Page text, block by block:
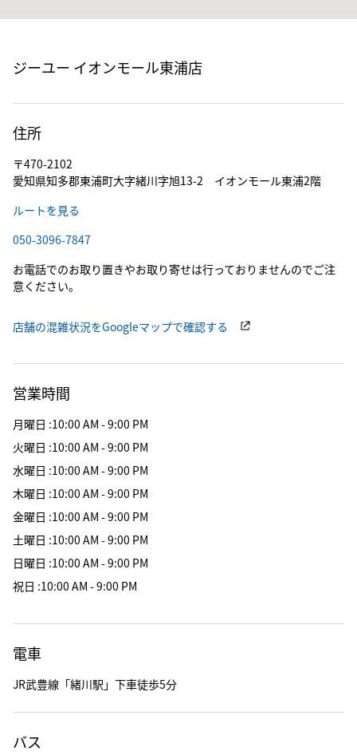
ジーユー イオンモール東浦店
住所
〒470-2102
愛知県知多郡東浦町大字緒川字旭13-2 イオンモール東浦2階
ルートを見る
050-3096-7847
お電話でのお取り置きやお取り寄せは行っておりませんのでご注
意ください。
店舗の混雑状況をGoogleマップで確認する
営業時間
月曜日 :10:00 AM - 9:00 PM
火曜日 :10:00 AM - 9:00 PM
水曜日 :10:00 AM - 9:00 PM
木曜日 :10:00 AM - 9:00 PM
金曜日 :10:00 AM - 9:00 PM
土曜日 :10:00 AM - 9:00 PM
日曜日 :10:00 AM - 9:00 PM
祝日 :10:00 AM - 9:00 PM
電車
JR武豊線「緒川駅」下車徒歩5分
バス